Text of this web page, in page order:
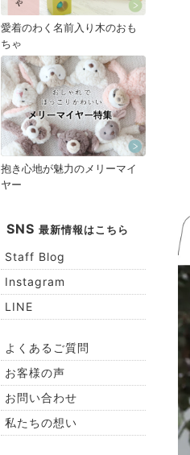
愛着のわく名前入り木のおも
ちゃ
抱き心地が魅力のメリーマイ
ヤー
SNS 最新情報はこちら
Staff Blog
Instagram
LINE
よくあるご質問
お客様の声
お問い合わせ
私たちの想い